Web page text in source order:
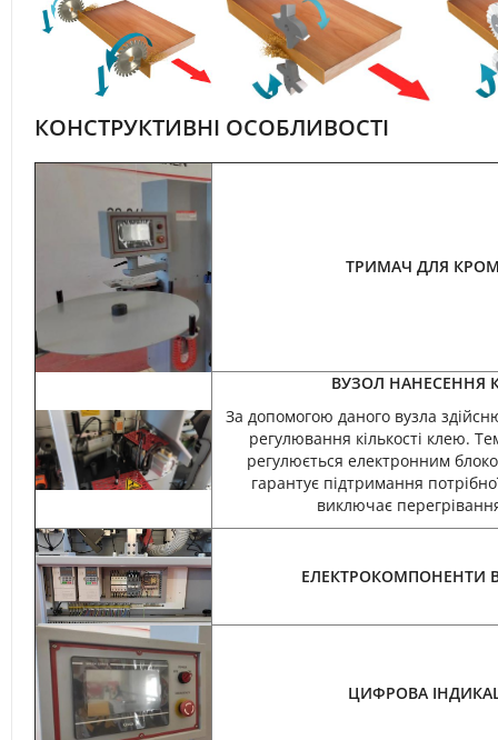
КОНСТРУКТИВНІ ОСОБЛИВОСТІ
ТРИМАЧ ДЛЯ
ВУЗОЛ НАНЕСЕННЯ
За допомогою даного вузла
регулювання кількості клею.
регулюється електронним
гарантує підтримання
виключає
ЕЛЕКТРОКОМПОНЕНТИ
ЦИФРОВА